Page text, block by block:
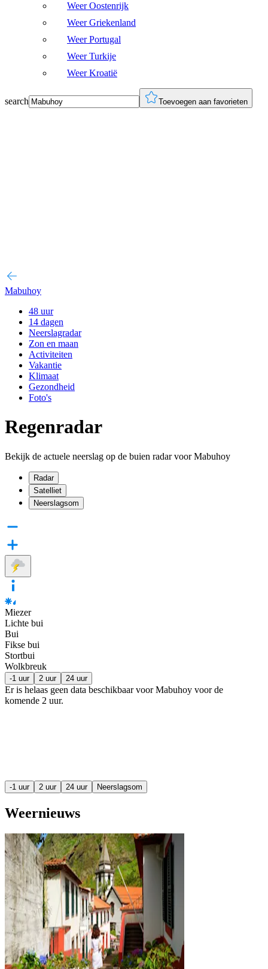
Weer Oostenrijk
Weer Griekenland
Weer Portugal
Weer Turkije
Weer Kroatië
search Toevoegen aan favorieten
Mabuhoy
48 uur
14 dagen
Neerslagradar
Zon en maan
Activiteiten
Vakantie
Klimaat
Gezondheid
Foto's
Regenradar
Bekijk de actuele neerslag op de buien radar voor Mabuhoy
Radar
Satelliet
Neerslagsom
Miezer
Lichte bui
Bui
Fikse bui
Stortbui
Wolkbreuk
-1 uur 2 uur 24 uur
Er is helaas geen data beschikbaar voor Mabuhoy voor de
komende 2 uur.
-1 uur 2 uur 24 uur Neerslagsom
Weernieuws